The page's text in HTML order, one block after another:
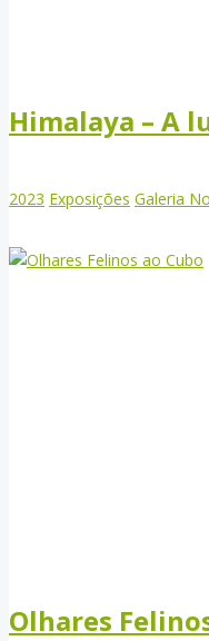
Himalaya – A
2023 Exposições Galeria
Olhares